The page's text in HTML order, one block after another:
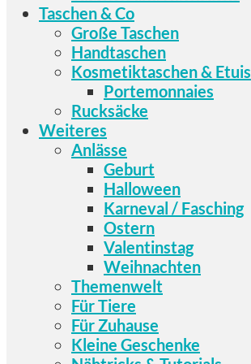
Taschen & Co
Große Taschen
Handtaschen
Kosmetiktaschen & Etuis
Portemonnaies
Rucksäcke
Weiteres
Anlässe
Geburt
Halloween
Karneval / Fasching
Ostern
Valentinstag
Weihnachten
Themenwelt
Für Tiere
Für Zuhause
Kleine Geschenke